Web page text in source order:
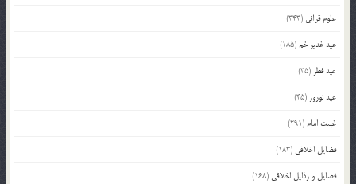
علوم قرآنی (343)
عید غدیر خم(185)
عید فطر (35)
عید نوروز (45)
غیبت امام (291)
فضایل اخلاقی (183)
فضایل و رذایل اخلاقی (168)